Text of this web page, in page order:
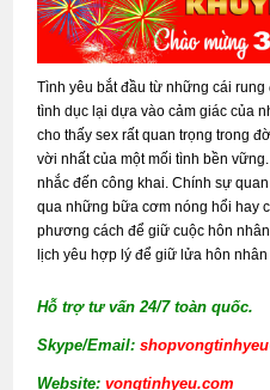
Tình yêu bắt đầu từ những cái
tình dục lại dựa vào cảm giác của
cho thấy sex rất quan trọng trong
vời nhất của một mối tình bền
nhắc đến công khai. Chính sự
qua những bữa cơm nóng hổi hay
phương cách để giữ cuộc hôn
lịch yêu hợp lý để giữ lửa hôn
Hỗ trợ tư vấn 24/7 toàn quốc.
Skype/Email:
Website: vongtinhyeu.com